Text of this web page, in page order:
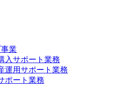
業
入サポート業務
運用サポート業務
ポート業務